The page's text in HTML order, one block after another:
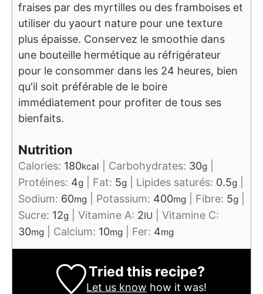
fraises par des myrtilles ou des framboises et
utiliser du yaourt nature pour une texture
plus épaisse. Conservez le smoothie dans
une bouteille hermétique au réfrigérateur
pour le consommer dans les 24 heures, bien
qu'il soit préférable de le boire
immédiatement pour profiter de tous ses
bienfaits.
Nutrition
Calories: 180kcal Carbohydrates: 30g
Protéines: 4g Fat: 5g Lipides saturés: 0.5g
Sodium: 60mg Potassium: 400mg Fibre: 5g
Sucre: 12g Vitamine A: 2IU
Vitamine C:
30mg Calcium: 10mg Fer: 4mg
Tried this recipe?
Let us know how it was!